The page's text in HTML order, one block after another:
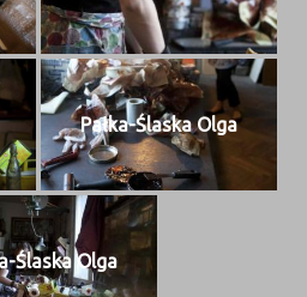
Pał­ka-Ślas­ka Olga
Ślas­ka Olga